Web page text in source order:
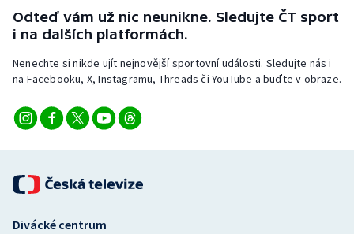
Vodní slalom
Volejbal
Odteď vám už nic neunikne. Sledujte ČT sport
i na dalších platformách.
Nenechte si nikde ujít nejnovější sportovní události. Sledujte nás i
na Facebooku, X, Instagramu, Threads či YouTube a buďte v obraze.
Divácké centrum